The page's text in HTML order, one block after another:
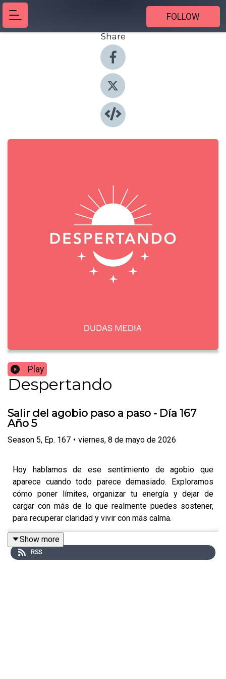
FOLLOW
Share
Play
Despertando
Salir del agobio paso a paso - Día 167
Año 5
Season 5, Ep. 167 • viernes, 8 de mayo de 2026
Hoy hablamos de ese sentimiento de agobio que
aparece cuando todo parece demasiado. Exploramos
cómo poner límites, organizar tu energía y dejar de
cargar con más de lo que realmente puedes sostener,
para recuperar claridad y vivir con más calma.
A lo largo de estos 4 años de Despertando Podcast,
Show more
RSS